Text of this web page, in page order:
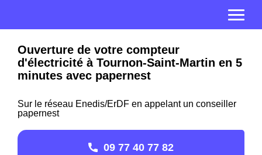
Ouverture de votre compteur
d'électricité à Tournon-Saint-Martin en 5
minutes avec papernest
Sur le réseau Enedis/ErDF en appelant un conseiller
papernest
09 77 40 77 82